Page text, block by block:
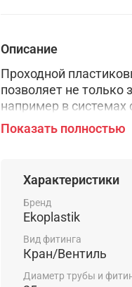
Описание
Проходной
позволяет не только
например в
правильном
Показать полностью
Характеристики
Бренд
Ekoplastik
Вид фитинга
Кран/Вентиль
Диаметр трубы и